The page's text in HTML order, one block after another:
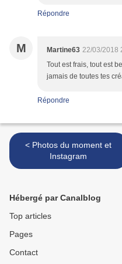
Répondre
M Martine63 22/03/2018
Tout est frais, tout est
jamais de toutes tes
Répondre
< Photos du moment et
Instagram
Hébergé par Canalblog
Top articles
Pages
Contact